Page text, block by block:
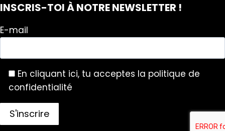
INSCRIS-TOI À NOTRE NEWSLETTER !
E-mail
En cliquant ici, tu acceptes la politique de
confidentialité